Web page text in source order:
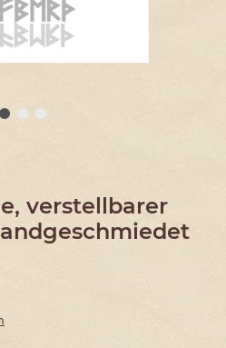
verstellbarer